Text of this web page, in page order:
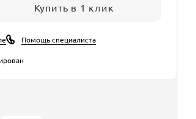
Купить в 1 клик
Помощь специалиста